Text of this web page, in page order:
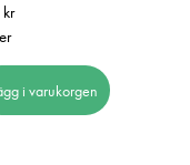
kr
i varukorgen